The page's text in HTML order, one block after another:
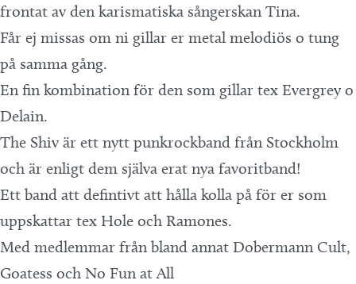
frontat av den karismatiska sångerskan Tina.
Får ej missas om ni gillar er metal melodiös o tung
på samma gång.
En fin kombination för den som gillar tex Evergrey o
Delain.
The Shiv är ett nytt punkrockband från Stockholm
och är enligt dem själva erat nya favoritband!
Ett band att defintivt att hålla kolla på för er som
uppskattar tex Hole och Ramones.
Med medlemmar från bland annat Dobermann Cult,
Goatess och No Fun at All